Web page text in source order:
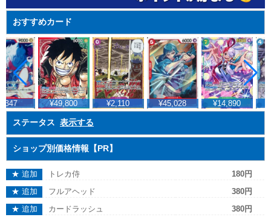
おすすめカード
¥49,800 ¥2,110 ¥45,028 ¥14,890
ステータス 表示する
ショップ別価格情報【PR】
★ 追加 トレカ侍
180円
★ 追加
フルアヘッド
380円
★ 追加
カードラッシュ 380円